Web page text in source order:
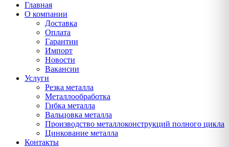
Главная
О компании
Доставка
Оплата
Гарантии
Импорт
Новости
Вакансии
Услуги
Резка металла
Металлообработка
Гибка металла
Вальцовка металла
Производство металлоконструкций полного цикла
Цинкование металла
Контакты